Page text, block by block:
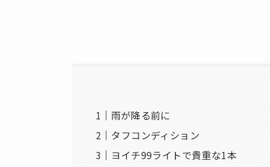
雨が降る前に
タフコンディション
ヨイチ99ライトで貴重な1本